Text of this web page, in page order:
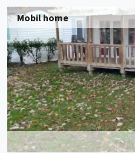
Mobil home